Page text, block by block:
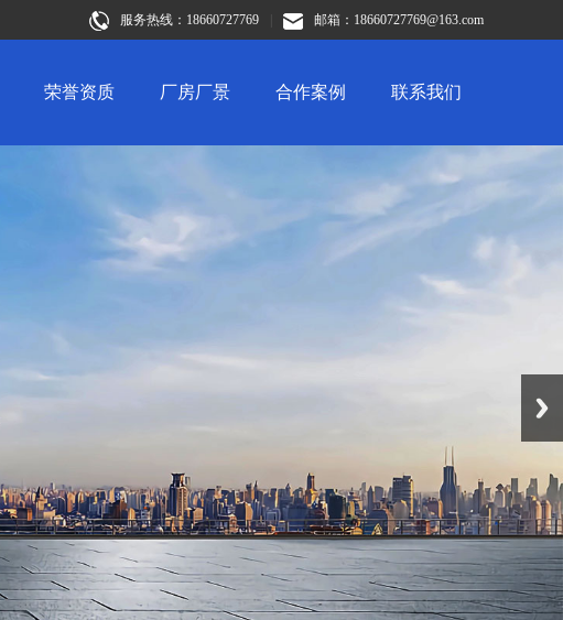
服务热线：18660727769 邮箱：18660727769@163.com
荣誉资质 厂房厂景 合作案例 联系我们